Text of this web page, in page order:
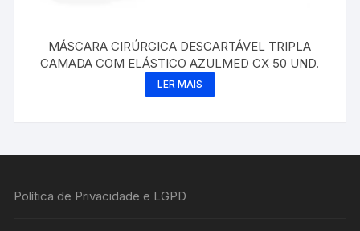
MÁSCARA CIRÚRGICA DESCARTÁVEL TRIPLA
CAMADA COM ELÁSTICO AZULMED CX 50 UND.
LER MAIS
Política de Privacidade e LGPD